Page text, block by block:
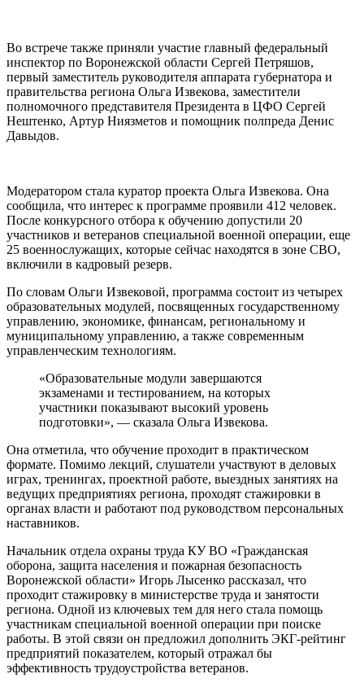
Во встрече также приняли участие главный федеральный
инспектор по Воронежской области Сергей Петряшов,
первый заместитель руководителя аппарата губернатора и
правительства региона Ольга Извекова, заместители
полномочного представителя Президента в ЦФО Сергей
Нештенко, Артур Ниязметов и помощник полпреда Денис
Давыдов.
Модератором стала куратор проекта Ольга Извекова. Она
сообщила, что интерес к программе проявили 412 человек.
После конкурсного отбора к обучению допустили 20
участников и ветеранов специальной военной операции, еще
25 военнослужащих, которые сейчас находятся в зоне СВО,
включили в кадровый резерв.
По словам Ольги Извековой, программа состоит из четырех
образовательных модулей, посвященных государственному
управлению, экономике, финансам, региональному и
муниципальному управлению, а также современным
управленческим технологиям.
«Образовательные модули завершаются
экзаменами и тестированием, на которых
участники показывают высокий уровень
подготовки», — сказала Ольга Извекова.
Она отметила, что обучение проходит в практическом
формате. Помимо лекций, слушатели участвуют в деловых
играх, тренингах, проектной работе, выездных занятиях на
ведущих предприятиях региона, проходят стажировки в
органах власти и работают под руководством персональных
наставников.
Начальник отдела охраны труда КУ ВО «Гражданская
оборона, защита населения и пожарная безопасность
Воронежской области» Игорь Лысенко рассказал, что
проходит стажировку в министерстве труда и занятости
региона. Одной из ключевых тем для него стала помощь
участникам специальной военной операции при поиске
работы. В этой связи он предложил дополнить ЭКГ-рейтинг
предприятий показателем, который отражал бы
эффективность трудоустройства ветеранов.